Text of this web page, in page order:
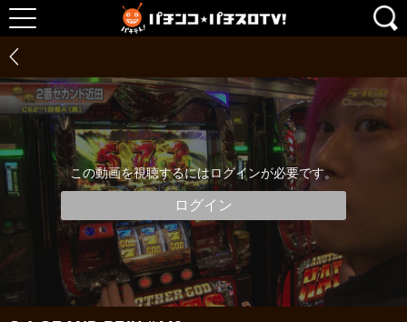
この動画を視聴するにはログインが必要です。
ログイン